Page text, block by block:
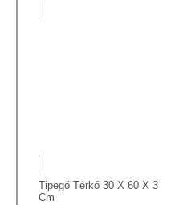
Tipegő Térkő 30 X 60 X 3
Cm